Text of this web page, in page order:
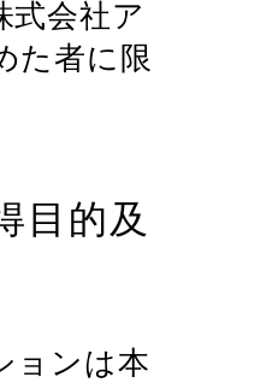
式会社ア
た者に限
目的及
ョンは本